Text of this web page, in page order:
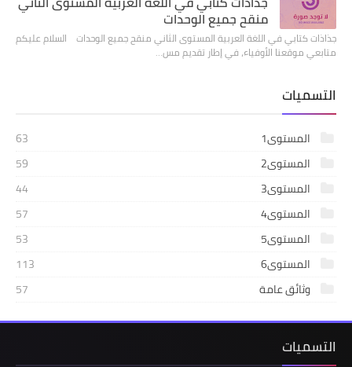
منقح جميع الوحدات
جذاذات كتابي في اللغة العربية المستوى الثاني منقح جميع الوحدات السلام عليكم
متابعي موقعنا الأوفياء، في إطار تقديم مس…
التسميات
المستوى1
63
المستوى2
59
المستوى3
44
المستوى4
57
المستوى5
53
المستوى6
113
وثائق عامة
57
التسميات